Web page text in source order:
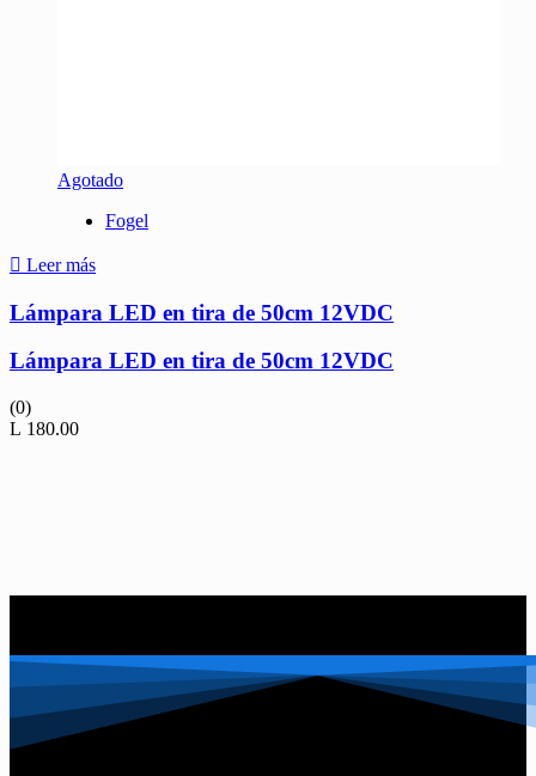
Agotado
Fogel
Leer más
Lámpara LED en tira de 50cm 12VDC
Lámpara LED en tira de 50cm 12VDC
(0)
L 180.00